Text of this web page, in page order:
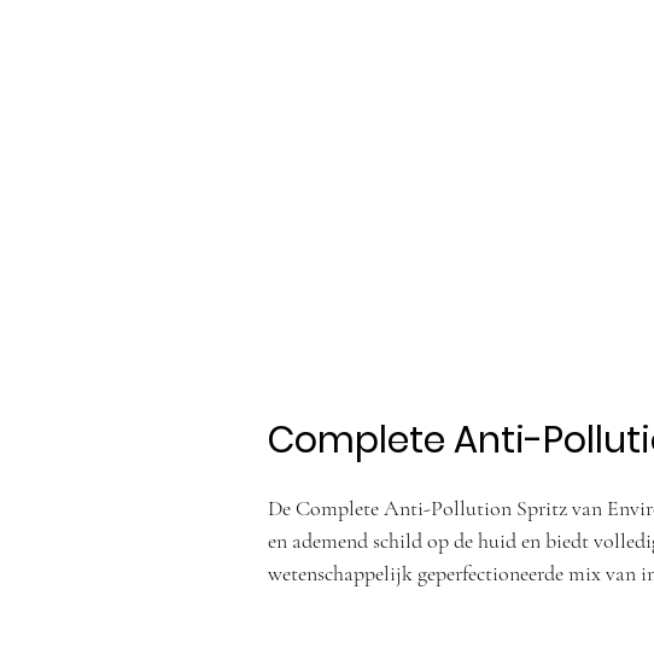
Complete Anti-
De Complete Anti-Pollution Spritz van
en ademend schild op de huid en biedt
wetenschappelijk geperfectioneerde mix van